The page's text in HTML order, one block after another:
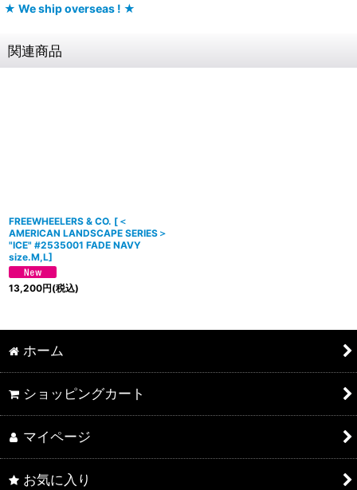
★ We ship overseas ! ★
関連商品
FREEWHEELERS & CO. [ ＜
AMERICAN LANDSCAPE SERIES＞
"ICE" #2535001 FADE NAVY
size.M,L]
13,200円(税込)
ホーム
ショッピングカート
マイページ
お気に入り